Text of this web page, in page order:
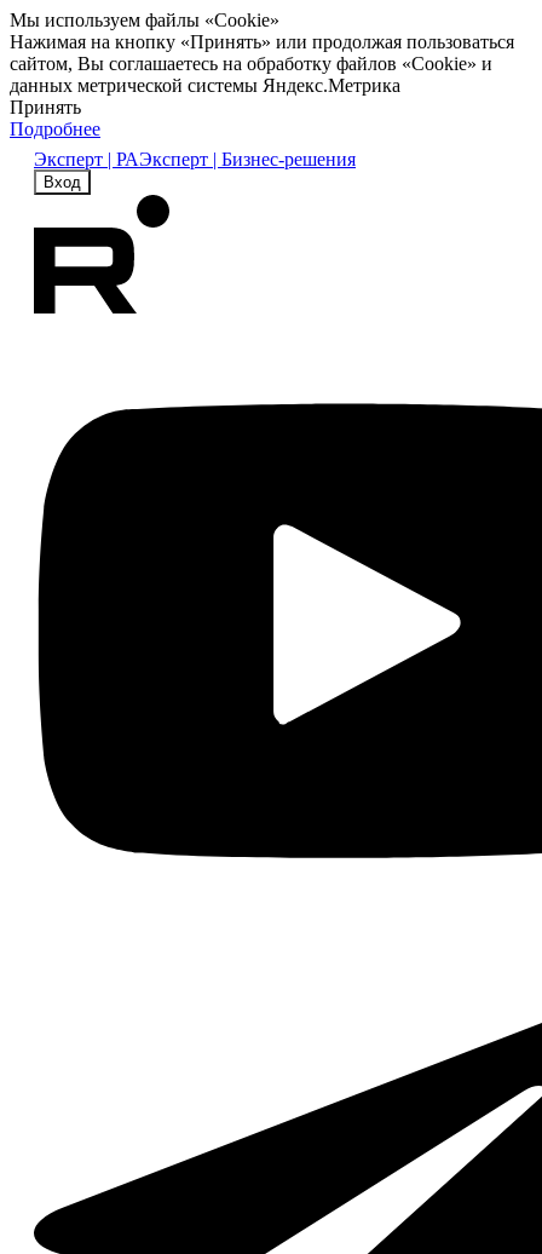
Мы используем файлы «Cookie»
Нажимая на кнопку «Принять» или продолжая пользоваться
сайтом, Вы соглашаетесь на обработку файлов «Cookie» и
данных метрической системы Яндекс.Метрика
Принять
Подробнее
Эксперт | РАЭксперт | Бизнес-решения
Вход